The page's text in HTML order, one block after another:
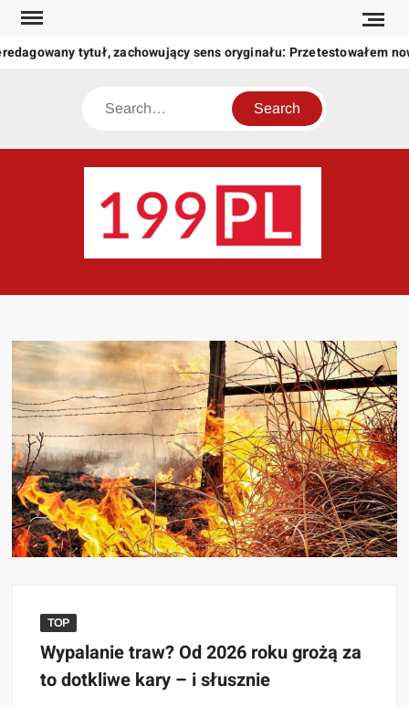
Skip
content
tytuł, zachowujący sens oryginału: Przetestowałem
Search
świat
TOP
Wypalanie traw? Od 2026 roku grożą za
to dotkliwe kary – i słusznie